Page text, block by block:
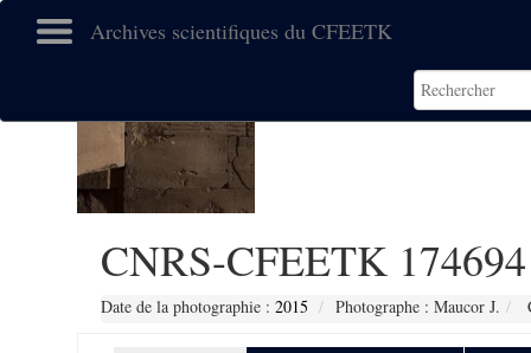
Archives scientifiques du CFEETK
CNRS-CFEETK 174694
Date de la photographie : 2015 Photographe : Maucor J.